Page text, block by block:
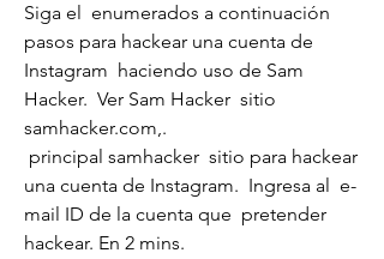
Siga el  enumerados a continuación
pasos para hackear una cuenta de
Instagram  haciendo uso de Sam
Hacker.  Ver Sam Hacker  sitio
samhacker.com,.
una cuenta de Instagram.  Ingresa al  e-
mail ID de la cuenta que  pretender
hackear. En 2 mins.